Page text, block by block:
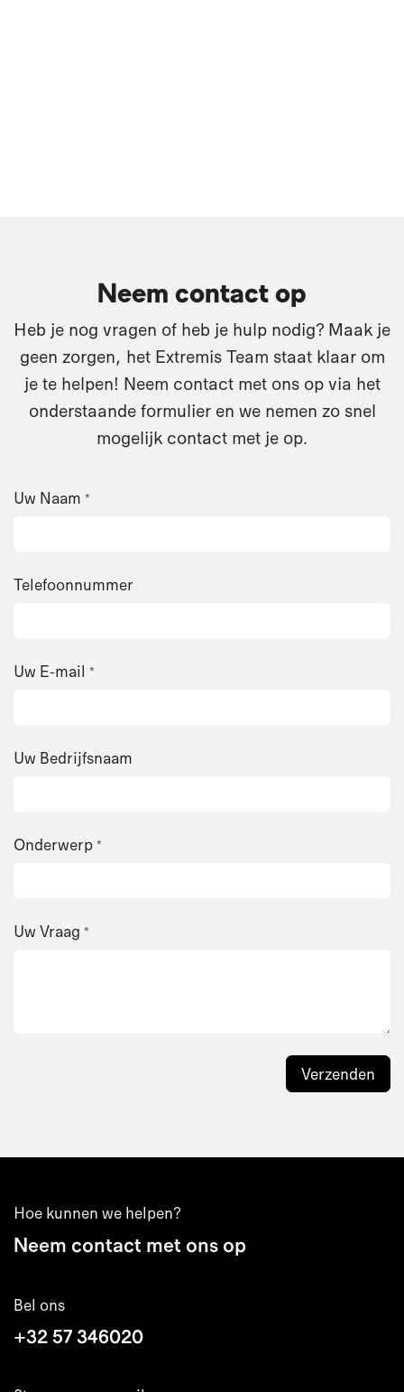
Neem contact op
Heb je nog vragen of heb je hulp nodig? Maak je
geen zorgen, het Extremis Team staat klaar om
je te helpen! Neem contact met ons op via het
onderstaande formulier en we nemen zo snel
mogelijk contact met je op.
Uw Naam *
Telefoonnummer
Uw E-mail *
Uw Bedrijfsnaam
Onderwerp *
Uw Vraag *
Verzenden
Hoe kunnen we helpen?
Neem contact met ons op
Bel ons
+32 57 346020